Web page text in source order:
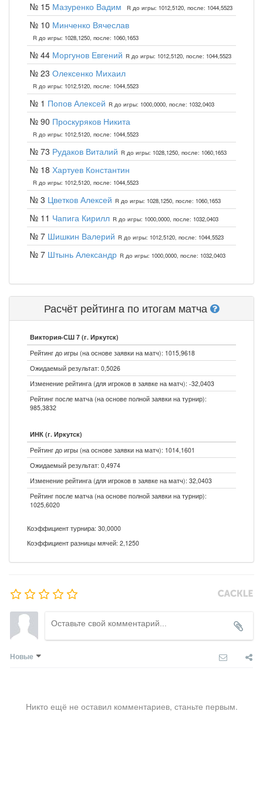
№ 15 Мазуренко Вадим R до игры: 1012,5120, после: 1044,5523
№ 10 Минченко Вячеслав
R до игры: 1028,1250, после: 1060,1653
№ 44 Моргунов Евгений R до игры: 1012,5120, после: 1044,5523
№ 23 Олексенко Михаил
R до игры: 1012,5120, после: 1044,5523
№ 1 Попов Алексей R до игры: 1000,0000, после: 1032,0403
№ 90 Проскуряков Никита
R до игры: 1012,5120, после: 1044,5523
№ 73 Рудаков Виталий R до игры: 1028,1250, после: 1060,1653
№ 18 Хартуев Константин
R до игры: 1012,5120, после: 1044,5523
№ 3 Цветков Алексей R до игры: 1028,1250, после: 1060,1653
№ 11 Чапига Кирилл R до игры: 1000,0000, после: 1032,0403
№ 7 Шишкин Валерий R до игры: 1012,5120, после: 1044,5523
№ 7 Штынь Александр R до игры: 1000,0000, после: 1032,0403
Расчёт рейтинга по итогам матча
Виктория-СШ 7 (г. Иркутск)
Рейтинг до игры (на основе заявки на матч): 1015,9618
Ожидаемый результат: 0,5026
Изменение рейтинга (для игроков в заявке на матч): -32,0403
Рейтинг после матча (на основе полной заявки на турнир):
985,3832
ИНК (г. Иркутск)
Рейтинг до игры (на основе заявки на матч): 1014,1601
Ожидаемый результат: 0,4974
Изменение рейтинга (для игроков в заявке на матч): 32,0403
Рейтинг после матча (на основе полной заявки на турнир):
1025,6020
Коэффициент турнира: 30,0000
Коэффициент разницы мячей: 2,1250
Новые
Никто ещё не оставил комментариев, станьте первым.